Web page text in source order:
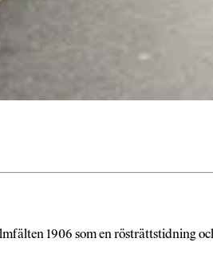
1906 som en rösträttstidning